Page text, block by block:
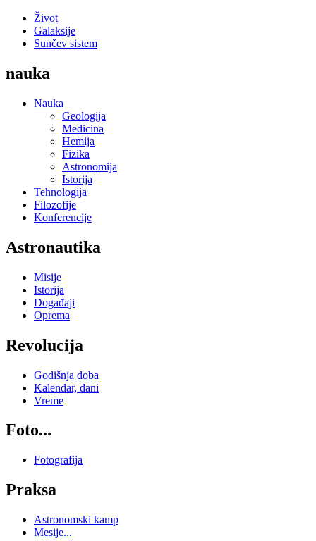
Život
Galaksije
Sunčev sistem
nauka
Nauka
Geologija
Medicina
Hemija
Fizika
Astronomija
Istorija
Tehnologija
Filozofije
Konferencije
Astronautika
Misije
Istorija
Događaji
Oprema
Revolucija
Godišnja doba
Kalendar, dani
Vreme
Foto...
Fotografija
Praksa
Astronomski kamp
Mesije...